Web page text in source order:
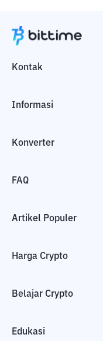
Kontak
Informasi
Konverter
FAQ
Artikel Populer
Harga Crypto
Belajar Crypto
Edukasi